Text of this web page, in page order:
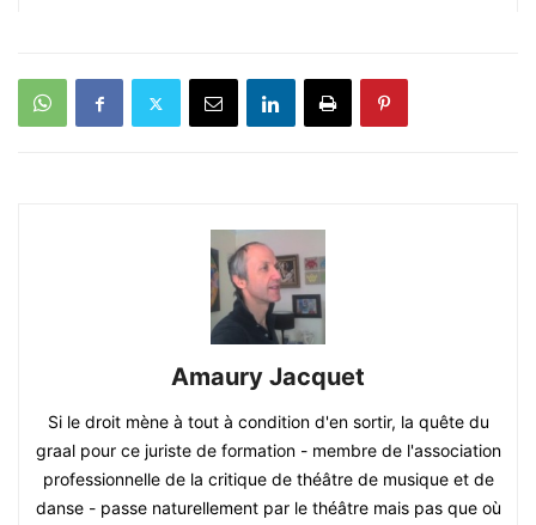
Amaury Jacquet
Si le droit mène à tout à condition d'en sortir, la quête du
graal pour ce juriste de formation - membre de l'association
professionnelle de la critique de théâtre de musique et de
danse - passe naturellement par le théâtre mais pas que où